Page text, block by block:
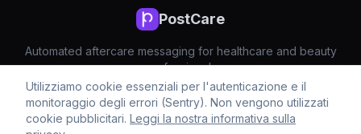
PostCare
Automated aftercare messaging for healthcare and beauty
professionals
Prezzi PrivacyTerms
Utilizziamo cookie essenziali per l'autenticazione e il
monitoraggio degli errori (Sentry). Non vengono utilizzati
cookie pubblicitari. Leggi la nostra informativa sulla